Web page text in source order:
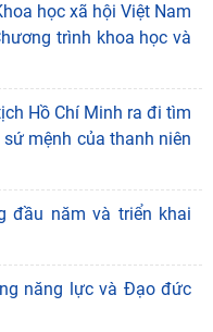
học xã hội Việt Nam
trình khoa học và
Hồ Chí Minh ra đi tìm
mệnh của thanh niên
đầu năm và triển khai
năng lực và Đạo đức